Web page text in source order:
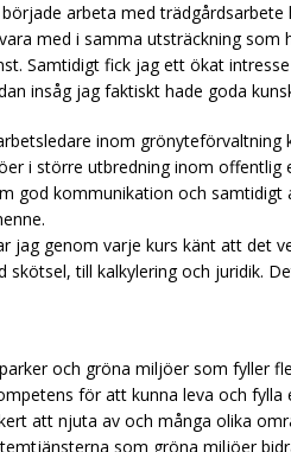
arbeta med
med i samma utsträckning
Samtidigt fick jag ett ökat
insåg jag faktiskt hade goda
inom
i större utbredning inom offentlig
god kommunikation och samtidigt
jag genom varje kurs känt att det
skötsel, till kalkylering och juridik.
och gröna miljöer som fyller
för att kunna leva och fylla
att njuta av och många olika
som gröna miljöer